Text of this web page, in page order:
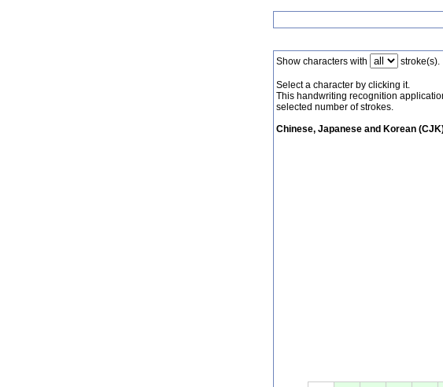
Show characters with stroke(s).
Select a character by clicking it.
This handwriting recognition
selected number of strokes.
Chinese, Japanese and Korean